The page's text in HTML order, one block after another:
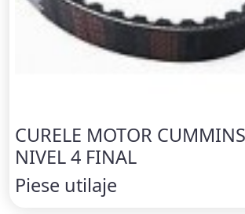
CURELE MOTOR
NIVEL 4 FINAL
Piese utilaje